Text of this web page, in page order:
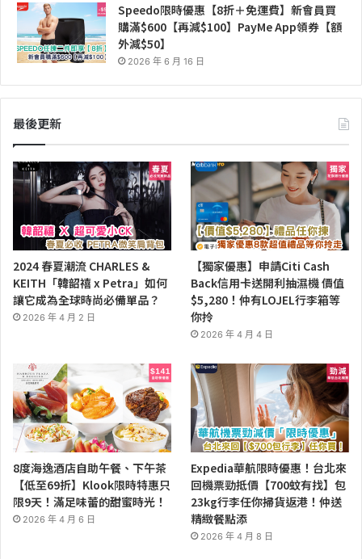
Speedo限時優惠【8折＋免運費】新會員買
購滿$600【再減$100】PayMe App領券【額
外減$50】
2026 年 6 月 16 日
最後更新
2024 春夏潮流 CHARLES &
KEITH「韓韶禧 x Petra」如何
讓它成為全球時尚必備單品？
2026 年 4 月 2 日
【獨家優惠】申請Citi Cash
Back信用卡送開利抽濕機 價值
$5,280！仲有LOJEL行李箱等
你拎
2026 年 4 月 4 日
8度海逸酒店自助午餐、下午茶
【低至69折】Klook限時特惠只
限9天！滿足味蕾的甜蜜時光！
2026 年 4 月 6 日
Expedia華航限時優惠！台北來
回機票勁抵價【700蚊有找】包
23kg行李任你掃貨返港！仲送
精緻餐點添
2026 年 4 月 8 日